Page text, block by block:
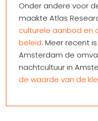
Onder andere voor
maakte Atlas
culturele aanbod en
beleid. Meer recent
Amsterdam de
nachtcultuur in
de waarde van de